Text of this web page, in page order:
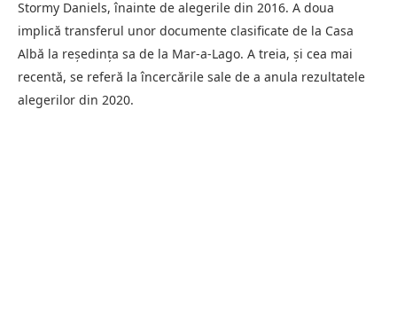
Stormy Daniels, înainte de alegerile din 2016. A doua
implică transferul unor documente clasificate de la Casa
Albă la reședința sa de la Mar-a-Lago. A treia, și cea mai
recentă, se referă la încercările sale de a anula rezultatele
alegerilor din 2020.